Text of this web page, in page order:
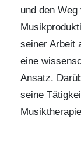
und den
seiner Arbeit
eine
Ansatz.
seine